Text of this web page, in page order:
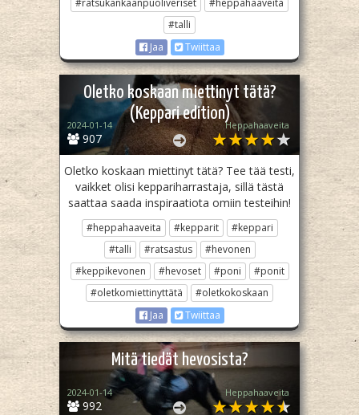
#ratsukankaanpuoliveriset
#heppahaaveita
#talli
Jaa
Twiittaa
Oletko koskaan miettinyt tätä?
(Keppari edition)
907
2024-01-14 Heppahaaveita
Oletko koskaan miettinyt tätä? Tee tää testi,
vaikket olisi keppariharrastaja, sillä tästä
saattaa saada inspiraatiota omiin testeihin!
#heppahaaveita #kepparit
#keppari
#talli
#ratsastus
#hevonen
#keppikevonen
#hevoset #poni
#ponit
#oletkomiettinyttätä
#oletkokoskaan
Jaa
Twiittaa
Mitä tiedät hevosista?
992
2024-01-14 Heppahaaveita